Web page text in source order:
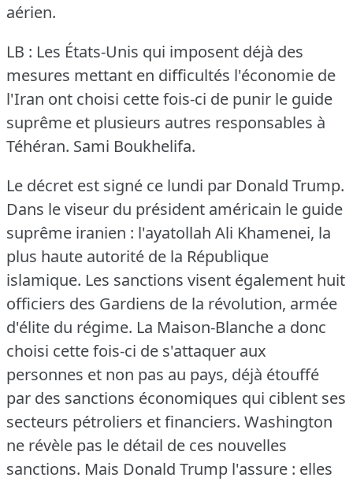
aérien.
LB : Les États-Unis qui imposent déjà des
mesures mettant en difficultés l'économie de
l'Iran ont choisi cette fois-ci de punir le guide
suprême et plusieurs autres responsables à
Téhéran. Sami Boukhelifa.
Le décret est signé ce lundi par Donald Trump.
Dans le viseur du président américain le guide
suprême iranien : l'ayatollah Ali Khamenei, la
plus haute autorité de la République
islamique. Les sanctions visent également huit
officiers des Gardiens de la révolution, armée
d'élite du régime. La Maison-Blanche a donc
choisi cette fois-ci de s'attaquer aux
personnes et non pas au pays, déjà étouffé
par des sanctions économiques qui ciblent ses
secteurs pétroliers et financiers. Washington
ne révèle pas le détail de ces nouvelles
sanctions. Mais Donald Trump l'assure : elles